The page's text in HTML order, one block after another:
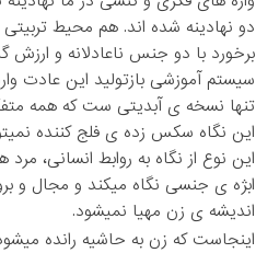
دو نهادینه شده اند. هم محیط
برخورد با دو جنس ناعادلانه و ارزش
سیستم آموزشی بازتولید این عادت
تنها نسخه ی آبدیتی ست که همه
این نگاه سکس زده ی فلج کننده
این نوع از نگاه به روابط انسانی،
ابژه ی جنسی نگاه میکند و مجال و
اندیشه ی زن مهیا نمیشود.
اینجاست که زن به حاشیه رانده